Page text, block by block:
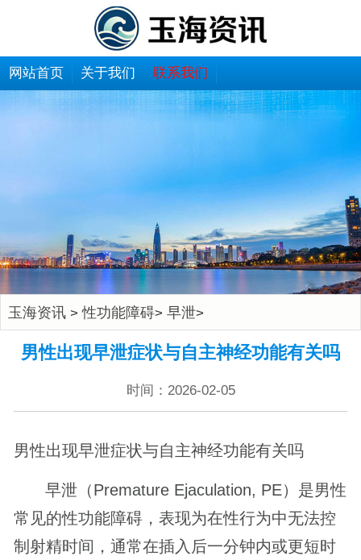
网站首页 关于我们 联系我们
玉海资讯>性功能障碍> 早泄>
男性出现早泄症状与自主神经功能有关吗
时间：2026-02-05
男性出现早泄症状与自主神经功能有关吗
早泄（Premature Ejaculation, PE）是男性
常见的性功能障碍，表现为在性行为中无法控
制射精时间，通常在插入后一分钟内或更短时